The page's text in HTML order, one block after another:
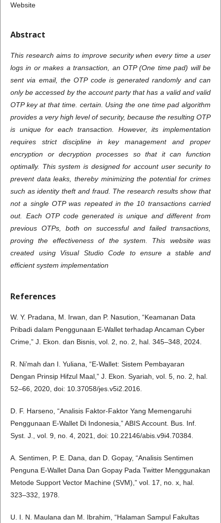
Website
Abstract
This research aims to improve security when every time a user
logs in or makes a transaction, an OTP (One time pad) will be
sent via email, the OTP code is generated randomly and can
only be accessed by the account party that has a valid and valid
OTP key at that time. certain. Using the one time pad algorithm
provides a very high level of security, because the resulting OTP
is unique for each transaction. However, its implementation
requires strict discipline in key management and proper
encryption or decryption processes so that it can function
optimally. This system is designed for account user security to
prevent data leaks, thereby minimizing the potential for crimes
such as identity theft and fraud. The research results show that
not a single OTP was repeated in the 10 transactions carried
out. Each OTP code generated is unique and different from
previous OTPs, both on successful and failed transactions,
proving the effectiveness of the system. This website was
created using Visual Studio Code to ensure a stable and
efficient system implementation
References
W. Y. Pradana, M. Irwan, dan P. Nasution, “Keamanan Data
Pribadi dalam Penggunaan E-Wallet terhadap Ancaman Cyber
Crime,” J. Ekon. dan Bisnis, vol. 2, no. 2, hal. 345–348, 2024.
R. Ni’mah dan I. Yuliana, “E-Wallet: Sistem Pembayaran
Dengan Prinsip Hifzul Maal,” J. Ekon. Syariah, vol. 5, no. 2, hal.
52–66, 2020, doi: 10.37058/jes.v5i2.2016.
D. F. Harseno, “Analisis Faktor-Faktor Yang Memengaruhi
Penggunaan E-Wallet Di Indonesia,” ABIS Account. Bus. Inf.
Syst. J., vol. 9, no. 4, 2021, doi: 10.22146/abis.v9i4.70384.
A. Sentimen, P. E. Dana, dan D. Gopay, “Analisis Sentimen
Penguna E-Wallet Dana Dan Gopay Pada Twitter Menggunakan
Metode Support Vector Machine (SVM),” vol. 17, no. x, hal.
323–332, 1978.
U. I. N. Maulana dan M. Ibrahim, “Halaman Sampul Fakultas